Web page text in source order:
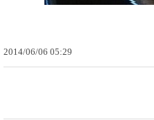
2014/06/06 05:29